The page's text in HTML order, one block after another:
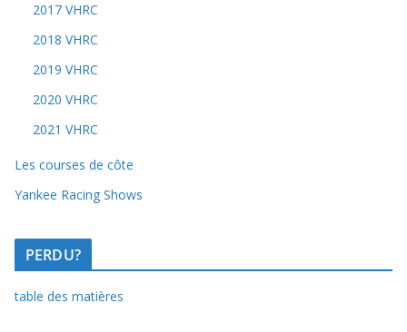
2017 VHRC
2018 VHRC
2019 VHRC
2020 VHRC
2021 VHRC
Les courses de côte
Yankee Racing Shows
PERDU?
table des matières